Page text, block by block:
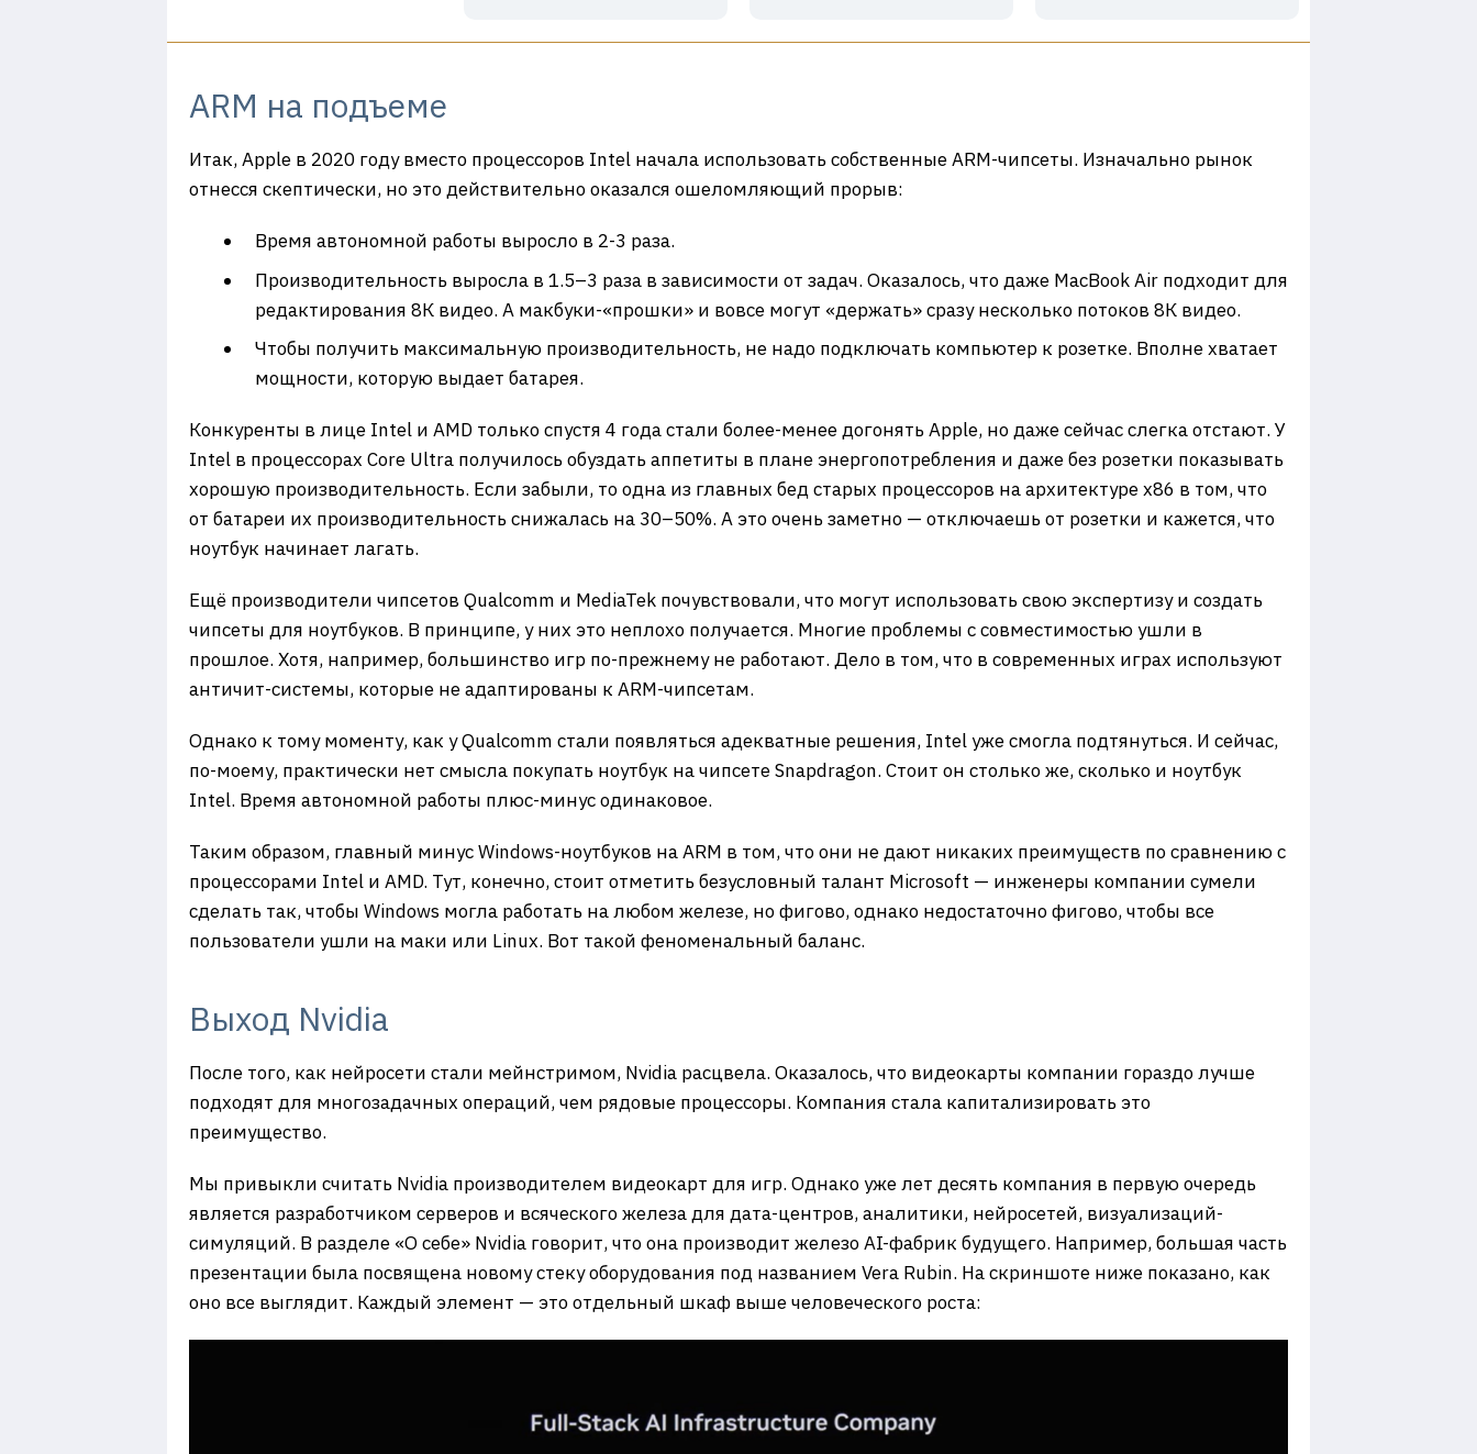
ARM на подъеме
Итак, Apple в 2020 году вместо процессоров Intel начала использовать собственные ARM-чипсеты. Изначально рынок
отнесся скептически, но это действительно оказался ошеломляющий прорыв:
Время автономной работы выросло в 2-3 раза.
Производительность выросла в 1.5–3 раза в зависимости от задач. Оказалось, что даже MacBook Air подходит для
редактирования 8К видео. А макбуки-«прошки» и вовсе могут «держать» сразу несколько потоков 8К видео.
Чтобы получить максимальную производительность, не надо подключать компьютер к розетке. Вполне хватает
мощности, которую выдает батарея.
Конкуренты в лице Intel и AMD только спустя 4 года стали более-менее догонять Apple, но даже сейчас слегка отстают. У
Intel в процессорах Core Ultra получилось обуздать аппетиты в плане энергопотребления и даже без розетки показывать
хорошую производительность. Если забыли, то одна из главных бед старых процессоров на архитектуре х86 в том, что
от батареи их производительность снижалась на 30–50%. А это очень заметно — отключаешь от розетки и кажется, что
ноутбук начинает лагать.
Ещё производители чипсетов Qualcomm и MediaTek почувствовали, что могут использовать свою экспертизу и создать
чипсеты для ноутбуков. В принципе, у них это неплохо получается. Многие проблемы с совместимостью ушли в
прошлое. Хотя, например, большинство игр по-прежнему не работают. Дело в том, что в современных играх используют
античит-системы, которые не адаптированы к ARM-чипсетам.
Однако к тому моменту, как у Qualcomm стали появляться адекватные решения, Intel уже смогла подтянуться. И сейчас,
по-моему, практически нет смысла покупать ноутбук на чипсете Snapdragon. Стоит он столько же, сколько и ноутбук
Intel. Время автономной работы плюс-минус одинаковое.
Таким образом, главный минус Windows-ноутбуков на ARM в том, что они не дают никаких преимуществ по сравнению с
процессорами Intel и AMD. Тут, конечно, стоит отметить безусловный талант Microsoft — инженеры компании сумели
сделать так, чтобы Windows могла работать на любом железе, но фигово, однако недостаточно фигово, чтобы все
пользователи ушли на маки или Linux. Вот такой феноменальный баланс.
Выход Nvidia
После того, как нейросети стали мейнстримом, Nvidia расцвела. Оказалось, что видеокарты компании гораздо лучше
подходят для многозадачных операций, чем рядовые процессоры. Компания стала капитализировать это
преимущество.
Мы привыкли считать Nvidia производителем видеокарт для игр. Однако уже лет десять компания в первую очередь
является разработчиком серверов и всяческого железа для дата-центров, аналитики, нейросетей, визуализаций-
симуляций. В разделе «О себе» Nvidia говорит, что она производит железо AI-фабрик будущего. Например, большая часть
презентации была посвящена новому стеку оборудования под названием Vera Rubin. На скриншоте ниже показано, как
оно все выглядит. Каждый элемент — это отдельный шкаф выше человеческого роста: